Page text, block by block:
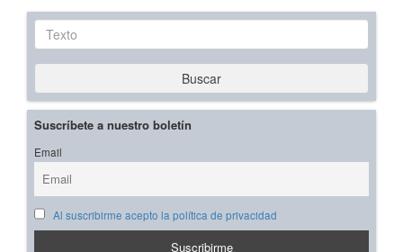
Texto
Buscar
Suscríbete a nuestro boletín
Email
Al suscribirme acepto la política de privacidad